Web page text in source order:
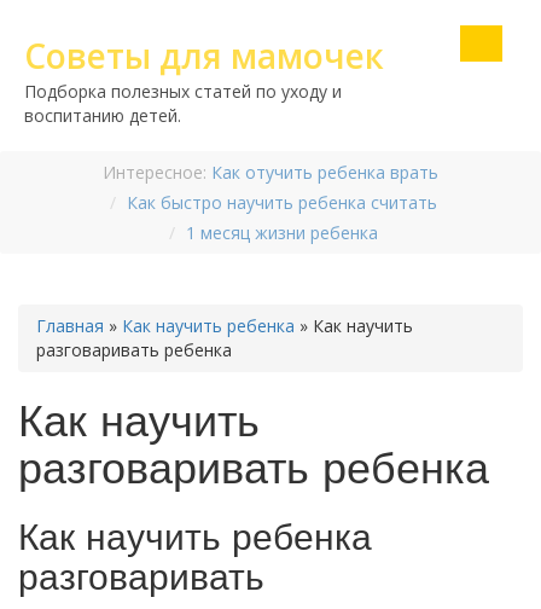
Советы для мамочек
Подборка полезных статей по уходу и
воспитанию детей.
Интересное: Как отучить ребенка врать
Как быстро научить ребенка считать
1 месяц жизни ребенка
Главная » Как научить ребенка » Как научить
разговаривать ребенка
Как научить
разговаривать ребенка
Как научить ребенка
разговаривать